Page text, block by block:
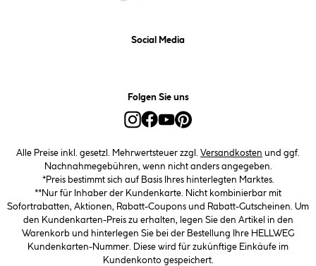
Social Media
Folgen Sie uns
Alle Preise inkl. gesetzl. Mehrwertsteuer zzgl. Versandkosten und ggf.
Nachnahmegebühren, wenn nicht anders angegeben.
*Preis bestimmt sich auf Basis Ihres hinterlegten Marktes.
**Nur für Inhaber der Kundenkarte. Nicht kombinierbar mit
Sofortrabatten, Aktionen, Rabatt-Coupons und Rabatt-Gutscheinen. Um
den Kundenkarten-Preis zu erhalten, legen Sie den Artikel in den
Warenkorb und hinterlegen Sie bei der Bestellung Ihre HELLWEG
Kundenkarten-Nummer. Diese wird für zukünftige Einkäufe im
Kundenkonto gespeichert.